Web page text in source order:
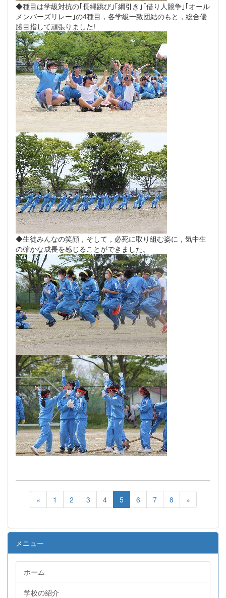
◆種目は学級対抗の｢長縄跳び｣｢綱引き｣｢借り人競争｣｢オール
メンバーズリレー｣の4種目，各学級一致団結のもと，総合優
勝目指して頑張りました!
◆生徒みんなの笑顔，そして，必死に取り組む姿に，気中生
の確かな成長を感じることができました。
« 1 2 3 4 5 6 7 8 »
メニュー
ホーム
学校の紹介